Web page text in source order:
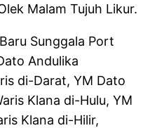
Malam Tujuh Likur.
Sunggala Port
Andulika
di-Darat, YM Dato
Klana di-Hulu, YM
Klana di-Hilir,